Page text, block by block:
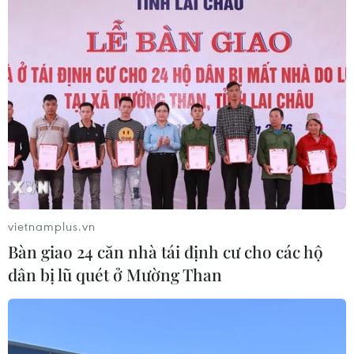
Đánh bom liều chết tại Pakistan, ít
nhất 7 người thiệt mạng
02/08/2026 22:41
Xem thêm
CƠ QUAN CHỦ QUẢN: THÔNG TẤN XÃ VIỆT NAM
vietnamplus.vn
Bàn giao 24 căn nhà tái định cư cho các hộ
dân bị lũ quét ở Mường Than